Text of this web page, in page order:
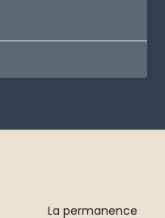
La permanence